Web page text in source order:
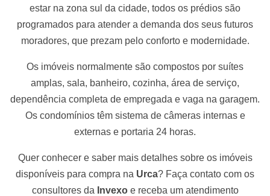
estar na zona sul da cidade, todos os prédios são
programados para atender a demanda dos seus futuros
moradores, que prezam pelo conforto e modernidade.
Os imóveis normalmente são compostos por suítes
amplas, sala, banheiro, cozinha, área de serviço,
dependência completa de empregada e vaga na garagem.
Os condomínios têm sistema de câmeras internas e
externas e portaria 24 horas.
Quer conhecer e saber mais detalhes sobre os imóveis
disponíveis para compra na Urca? Faça contato com os
consultores da Invexoe receba um atendimento